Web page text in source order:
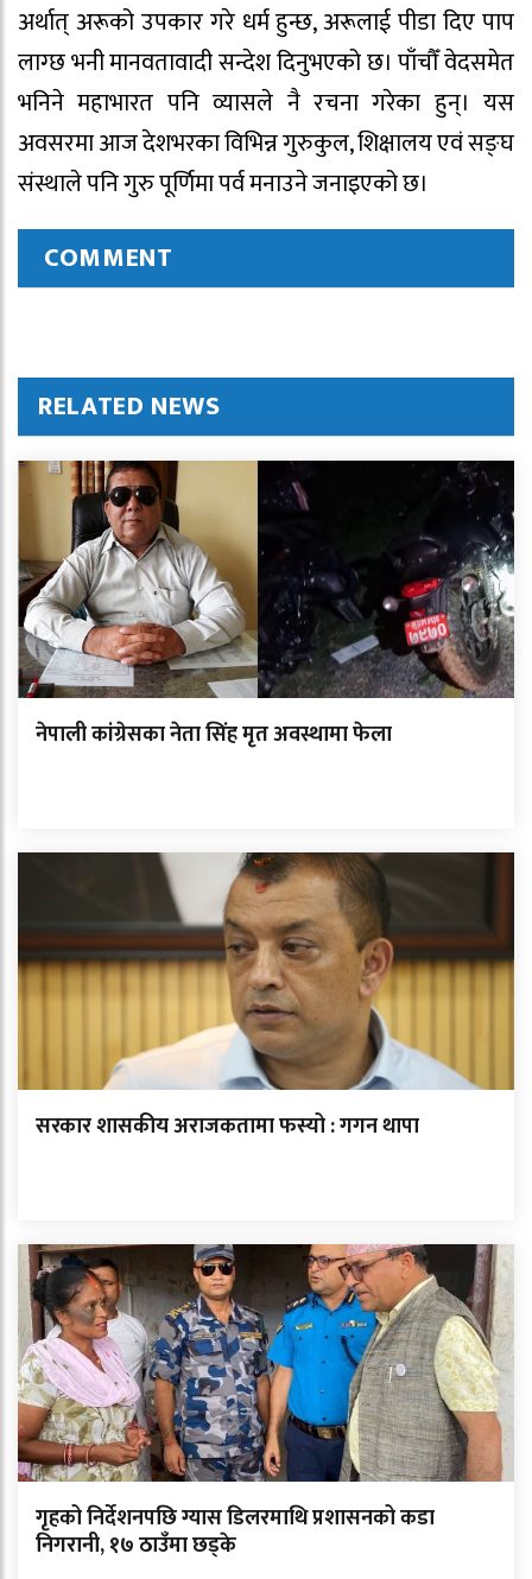
अर्थात् अरूको उपकार गरे धर्म हुन्छ, अरूलाई पीडा दिए पाप
लाग्छ भनी मानवतावादी सन्देश दिनुभएको छ। पाँचौँ वेदसमेत
भनिने महाभारत पनि व्यासले नै रचना गरेका हुन्। यस
अवसरमा आज देशभरका विभिन्न गुरुकुल, शिक्षालय एवं सङ्घ
संस्थाले पनि गुरु पूर्णिमा पर्व मनाउने जनाइएको छ।
COMMENT
RELATED NEWS
नेपाली कांग्रेसका नेता सिंह मृत अवस्थामा फेला
सरकार शासकीय अराजकतामा फस्यो : गगन थापा
गृहको निर्देशनपछि ग्यास डिलरमाथि प्रशासनको कडा
निगरानी, १७ ठाउँमा छड्के